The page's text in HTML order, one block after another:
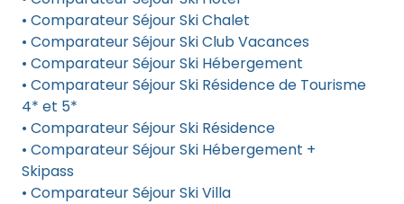
• Comparateur Séjour Ski Chalet
• Comparateur Séjour Ski Club Vacances
• Comparateur Séjour Ski Hébergement
• Comparateur Séjour Ski Résidence de Tourisme
4* et 5*
• Comparateur Séjour Ski Résidence
• Comparateur Séjour Ski Hébergement +
Skipass
• Comparateur Séjour Ski Villa